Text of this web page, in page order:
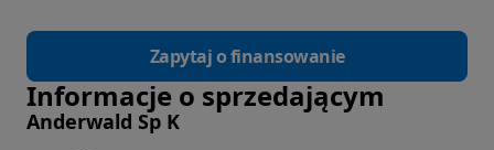
Zapytaj o finansowanie
Informacje o sprzedającym
Anderwald Sp K